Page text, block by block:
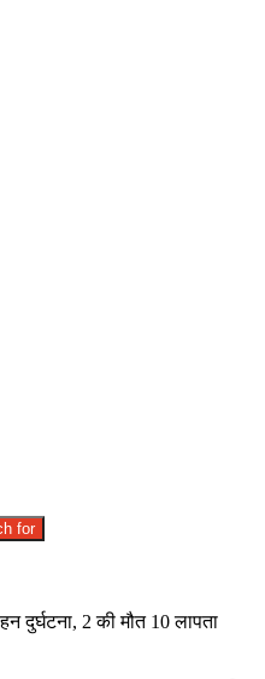
for
दुर्घटना, 2 की मौत 10 लापता